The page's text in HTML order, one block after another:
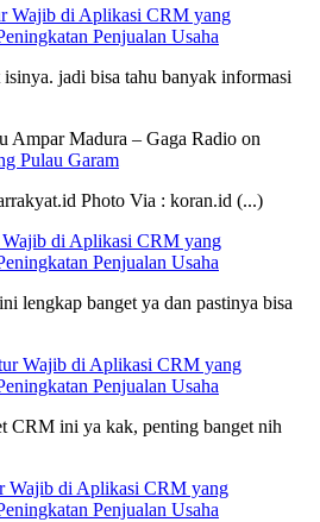
Wajib di Aplikasi CRM yang
Penjualan Usaha
jadi bisa tahu banyak informasi
Ampar Madura – Gaga Radio on
Pulau Garam
Photo Via : koran.id (...)
di Aplikasi CRM yang
Penjualan Usaha
lengkap banget ya dan pastinya bisa
Wajib di Aplikasi CRM yang
Penjualan Usaha
CRM ini ya kak, penting banget nih
Wajib di Aplikasi CRM yang
Penjualan Usaha